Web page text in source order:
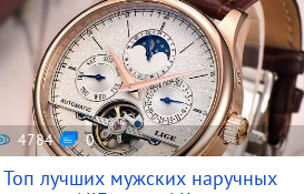
4784 0
Топ лучших мужских наручных